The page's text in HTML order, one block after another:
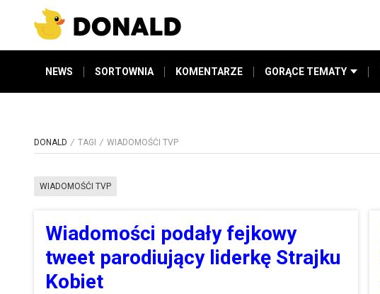
NEWS SORTOWNIA KOMENTARZE GORĄCE TEMATY
DONALD TAGI WIADOMOŚĆI TVP
WIADOMOŚĆI TVP
Wiadomości podały fejkowy
tweet parodiujący liderkę Strajku
Kobiet